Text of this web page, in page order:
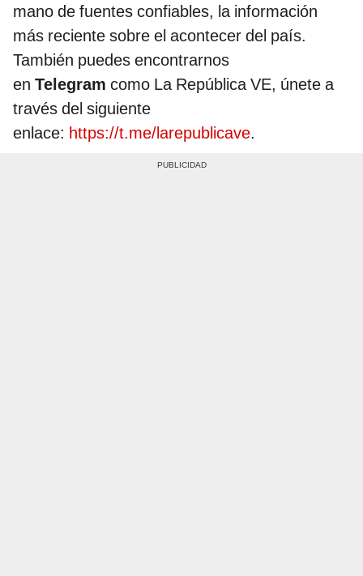
mano de fuentes confiables, la información
más reciente sobre el acontecer del país.
También puedes encontrarnos
en Telegram como La República VE, únete a
través del siguiente
enlace: https://t.me/larepublicave.